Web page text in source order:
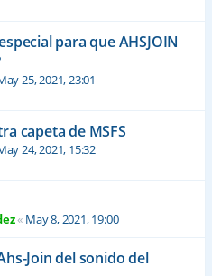
para que AHSJOIN
25, 2021, 23:01
capeta de MSFS
24, 2021, 15:32
« May 8, 2021, 19:00
Join del sonido del